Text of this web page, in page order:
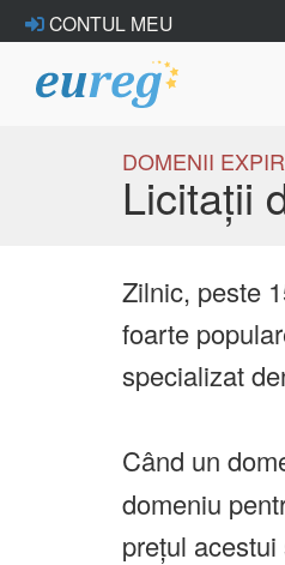
CONTUL MEU
DOMENII
Licitații
Zilnic, peste
foarte
specializat
Când un
domeniu
prețul